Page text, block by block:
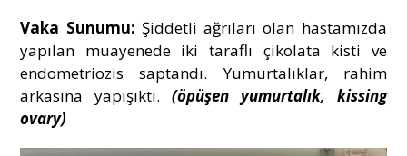
Vaka Sunumu: Şiddetli ağrıları olan hastamızda
yapılan muayenede iki taraflı çikolata kisti ve
endometriozis saptandı. Yumurtalıklar, rahim
arkasına yapışıktı. (öpüşen yumurtalık, kissing
ovary)